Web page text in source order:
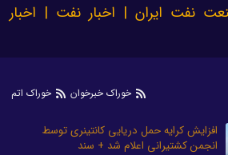
نفت ایران | اخبار نفت | اخبار
خوراک خبرخوان خوراک اتم
افزایش کرایه حمل دریایی کانتینری توسط
انجمن کشتیرانی اعلام شد + سند